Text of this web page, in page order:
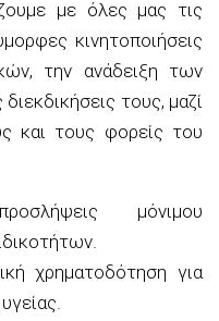
με όλες μας τις
κινητοποιήσεις
την ανάδειξη των
τους, μαζί
και τους φορείς του
μόνιμου
χρηματοδότηση για